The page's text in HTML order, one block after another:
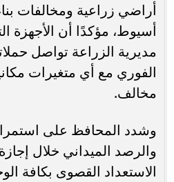
أراضي زراعية ومخالفات
أسيوط، مؤكدًا أن الأجهزة
مديرية الزراعة تواصل
الفوري مع أي متغيرات
مخالف.
وشدد المحافظ على
والرصد الميداني خلال
الاستعداد القصوى بكافة